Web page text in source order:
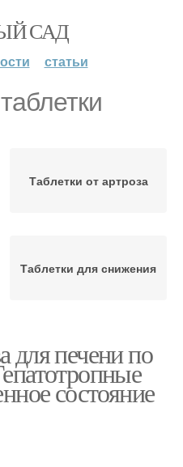
САД
статьи
Таблетки от артроза
Таблетки для снижения
для печени по
состояние